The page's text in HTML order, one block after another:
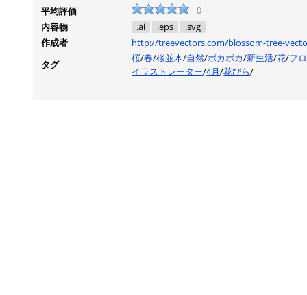
平均評価
0
内容物 .ai .eps
.svg
作成者
http://treevectors.com/blossom-tree-
タグ
桜/春/桜並木/自然/ポカポカ/新生活/花/フ
イラストレーター/4月/花びら/